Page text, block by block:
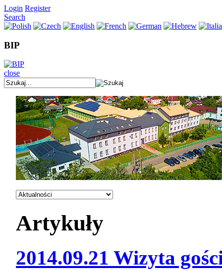
Login Register
Search
BIP
close
Artykuły
2014.09.21 Wizyta